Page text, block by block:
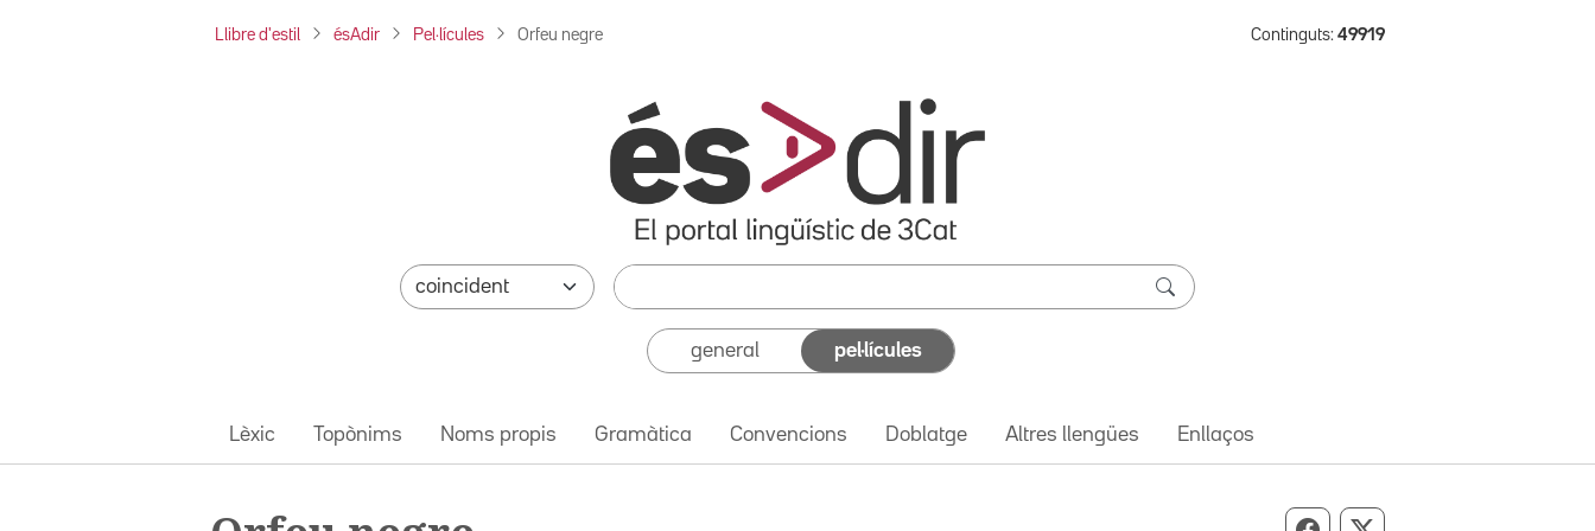
Llibre d'estil ésAdir Pel·lícules Orfeu negre Continguts: 49919
general pel·lícules
Lèxic Topònims Noms propis Gramàtica Convencions Doblatge Altres llengües Enllaços